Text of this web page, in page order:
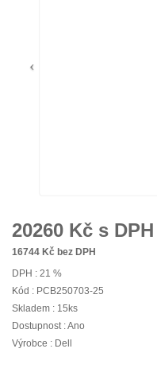
20260 Kč s DPH
16744 Kč bez DPH
DPH : 21 %
Kód : PCB250703-25
Skladem : 15ks
Dostupnost : Ano
Výrobce : Dell